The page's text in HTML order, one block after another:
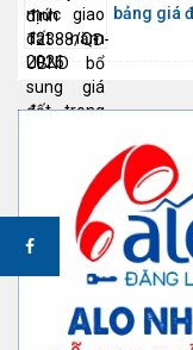
bảng giá